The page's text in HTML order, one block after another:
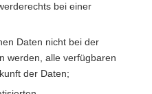
bei einer
Daten nicht bei der
werden, alle verfügbaren
der Daten;